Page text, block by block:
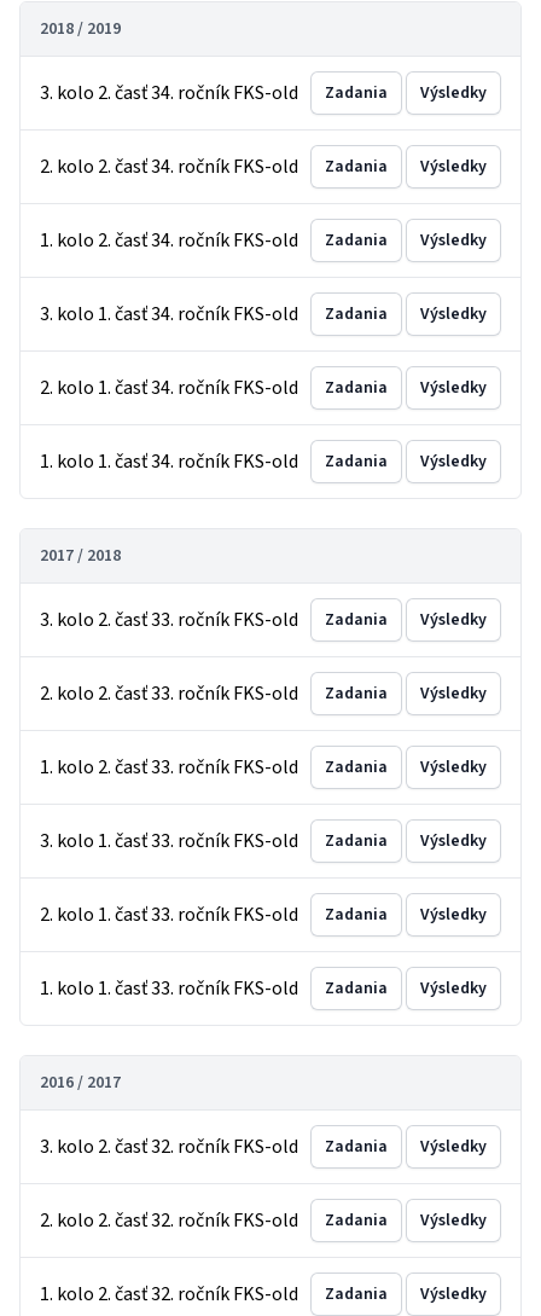
2018 / 2019
3. kolo 2. časť 34. ročník FKS-old Zadania Výsledky
2. kolo 2. časť 34. ročník FKS-old Zadania Výsledky
1. kolo 2. časť 34. ročník FKS-old Zadania Výsledky
3. kolo 1. časť 34. ročník FKS-old Zadania Výsledky
2. kolo 1. časť 34. ročník FKS-old Zadania Výsledky
1. kolo 1. časť 34. ročník FKS-old Zadania Výsledky
2017 / 2018
3. kolo 2. časť 33. ročník FKS-old Zadania Výsledky
2. kolo 2. časť 33. ročník FKS-old Zadania Výsledky
1. kolo 2. časť 33. ročník FKS-old Zadania Výsledky
3. kolo 1. časť 33. ročník FKS-old Zadania Výsledky
2. kolo 1. časť 33. ročník FKS-old Zadania Výsledky
1. kolo 1. časť 33. ročník FKS-old Zadania Výsledky
2016 / 2017
3. kolo 2. časť 32. ročník FKS-old Zadania Výsledky
2. kolo 2. časť 32. ročník FKS-old Zadania Výsledky
1. kolo 2. časť 32. ročník FKS-old Zadania Výsledky